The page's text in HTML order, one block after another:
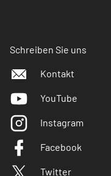
Schreiben Sie uns
Kontakt
YouTube
Instagram
Facebook
Twitter